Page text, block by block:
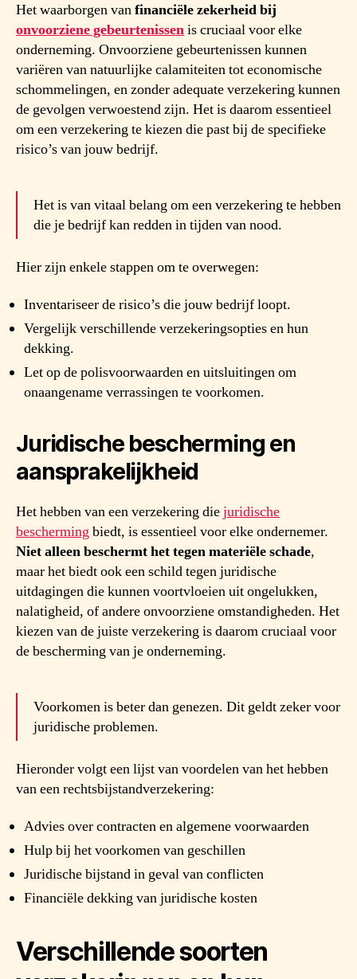
Het waarborgen vanfinanciële zekerheid bij
onvoorziene gebeurtenissenis cruciaal voor elke
onderneming. Onvoorziene gebeurtenissen kunnen
variëren van natuurlijke calamiteiten tot economische
schommelingen, en zonder adequate verzekering kunnen
de gevolgen verwoestend zijn. Het is daarom essentieel
om een verzekering te kiezen die past bij de specifieke
risico’s van jouw bedrijf.
Het is van vitaal belang om een verzekering te hebben
die je bedrijf kan redden in tijden van nood.
Hier zijn enkele stappen om te overwegen:
Inventariseer de risico’s die jouw bedrijf loopt.
Vergelijk verschillende verzekeringsopties en hun
dekking.
Let op de polisvoorwaarden en uitsluitingen om
onaangename verrassingen te voorkomen.
Juridische bescherming en
aansprakelijkheid
Het hebben van een verzekering diejuridische
beschermingbiedt, is essentieel voor elke ondernemer.
Niet alleen beschermt het tegen materiële schade,
maar het biedt ook een schild tegen juridische
uitdagingen die kunnen voortvloeien uit ongelukken,
nalatigheid, of andere onvoorziene omstandigheden. Het
kiezen van de juiste verzekering is daarom cruciaal voor
de bescherming van je onderneming.
Voorkomen is beter dan genezen. Dit geldt zeker voor
juridische problemen.
Hieronder volgt een lijst van voordelen van het hebben
van een rechtsbijstandverzekering:
Advies over contracten en algemene voorwaarden
Hulp bij het voorkomen van geschillen
Juridische bijstand in geval van conflicten
Financiële dekking van juridische kosten
Verschillende soorten